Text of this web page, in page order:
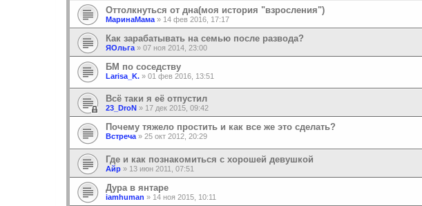
Оттолкнуться от дна(моя история "взросления")
МаринаМама » 14 фев 2016, 17:17
Как зарабатывать на семью после развода?
ЯОльга » 07 ноя 2014, 23:00
БМ по соседству
Larisa_K. » 01 фев 2016, 13:51
Всё таки я её отпустил
23_DroN » 17 дек 2015, 09:42
Почему тяжело простить и как все же это сделать?
Встреча» 25 окт 2012, 20:29
Где и как познакомиться с хорошей девушкой
Айр » 13 июн 2011, 07:51
Дура в янтаре
iamhuman » 14 ноя 2015, 10:11